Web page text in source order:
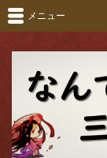
メニュー